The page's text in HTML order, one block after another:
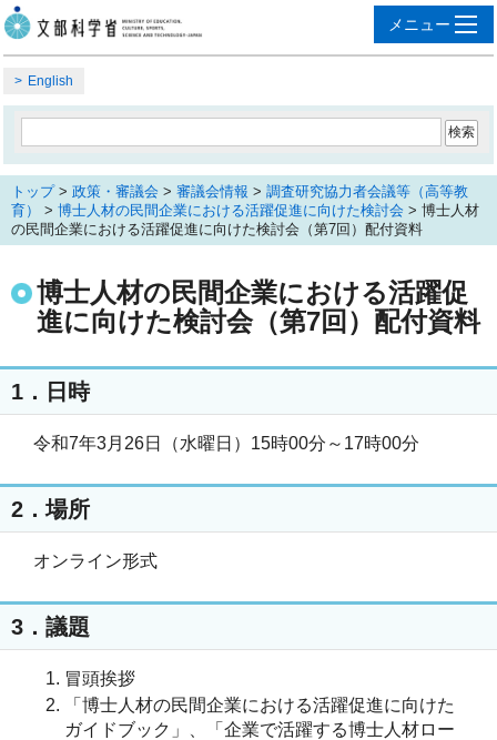
English
トップ> 政策・審議会 > 審議会情報 > 調査研究協力者会議等（高等教
育）
> 博士人材の民間企業における活躍促進に向けた検討会 > 博士人材
の民間企業における活躍促進に向けた検討会（第7回）配付資料
博士人材の民間企業における活躍促
進に向けた検討会（第7回）配付資料
1．日時
令和7年3月26日（水曜日）15時00分～17時00分
2．場所
オンライン形式
3．議題
冒頭挨拶
「博士人材の民間企業における活躍促進に向けた
ガイドブック」、「企業で活躍する博士人材ロー